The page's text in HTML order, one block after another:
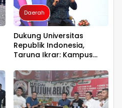
Daerah
Dukung Universitas
Republik Indonesia,
Taruna Ikrar: Kampus
Peradaban seperti
Jepang dan China
Wujudkan Indonesia
Emas 2045